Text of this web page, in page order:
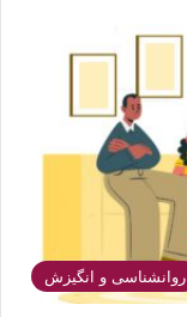
روانشناسی و انگیزش